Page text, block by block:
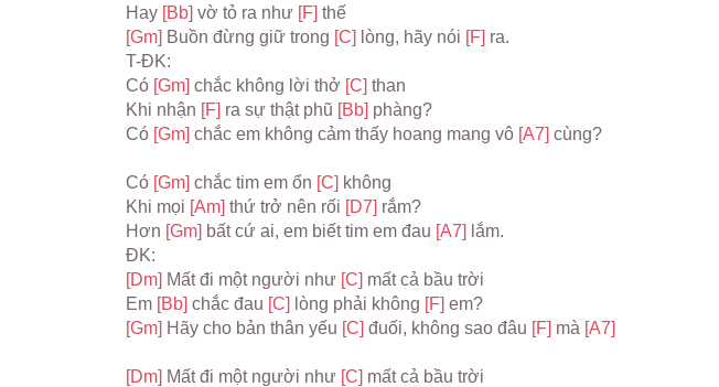
Hay [Bb] vờ tỏ ra như [F] thế
[Gm] Buồn đừng giữ trong [C] lòng, hãy nói [F] ra.
T-ĐK:
Có [Gm] chắc không lời thở [C] than
Khi nhận [F] ra sự thật phũ [Bb] phàng?
Có [Gm] chắc em không cảm thấy hoang mang vô [A7] cùng?
Có [Gm] chắc tim em ổn [C] không
Khi mọi [Am] thứ trở nên rối [D7] rắm?
Hơn [Gm] bất cứ ai, em biết tim em đau [A7] lắm.
ĐK:
[Dm] Mất đi một người như [C] mất cả bầu trời
Em [Bb] chắc đau [C] lòng phải không [F] em?
[Gm] Hãy cho bản thân yếu [C] đuối, không sao đâu [F] mà [A7]
[Dm] Mất đi một người như [C] mất cả bầu trời